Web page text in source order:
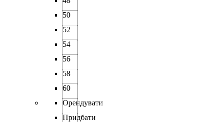
50
52
54
56
58
60
Орендувати
Придбати